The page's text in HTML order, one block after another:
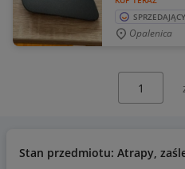
Opalenica
Stan przedmiotu: Atrapy,